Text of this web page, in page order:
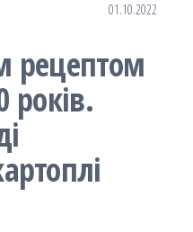
01.10.2022
рецептом
років.